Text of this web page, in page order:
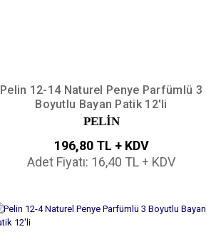
Pelin 12-14 Naturel Penye Parfümlü 3
Boyutlu Bayan Patik 12'li
PELİN
196,80 TL + KDV
Adet Fiyatı: 16,40 TL + KDV